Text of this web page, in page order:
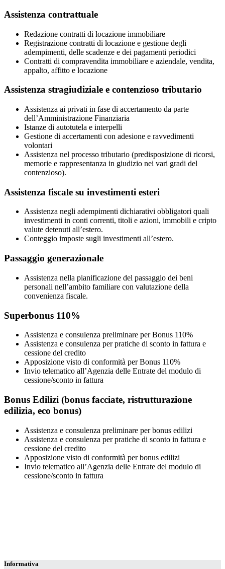
Assistenza contrattuale
Redazione contratti di locazione immobiliare
Registrazione contratti di locazione e gestione degli
adempimenti, delle scadenze e dei pagamenti periodici
Contratti di compravendita immobiliare e aziendale, vendita,
appalto, affitto e locazione
Assistenza stragiudiziale e contenzioso tributario
Assistenza ai privati in fase di accertamento da parte
dell’Amministrazione Finanziaria
Istanze di autotutela e interpelli
Gestione di accertamenti con adesione e ravvedimenti
volontari
Assistenza nel processo tributario (predisposizione di ricorsi,
memorie e rappresentanza in giudizio nei vari gradi del
contenzioso).
Assistenza fiscale su investimenti esteri
Assistenza negli adempimenti dichiarativi obbligatori quali
investimenti in conti correnti, titoli e azioni, immobili e cripto
valute detenuti all’estero.
Conteggio imposte sugli investimenti all’estero.
Passaggio generazionale
Assistenza nella pianificazione del passaggio dei beni
personali nell’ambito familiare con valutazione della
convenienza fiscale.
Superbonus 110%
Assistenza e consulenza preliminare per Bonus 110%
Assistenza e consulenza per pratiche di sconto in fattura e
cessione del credito
Apposizione visto di conformità per Bonus 110%
Invio telematico all’Agenzia delle Entrate del modulo di
cessione/sconto in fattura
Bonus Edilizi (bonus facciate, ristrutturazione
edilizia, eco bonus)
Assistenza e consulenza preliminare per bonus edilizi
Assistenza e consulenza per pratiche di sconto in fattura e
cessione del credito
Apposizione visto di conformità per bonus edilizi
Invio telematico all’Agenzia delle Entrate del modulo di
cessione/sconto in fattura
Informativa